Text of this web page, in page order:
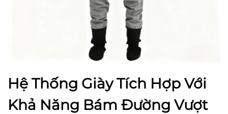
Hệ Thống Giày Tích Hợp Với
Khả Năng Bám Đường Vượt